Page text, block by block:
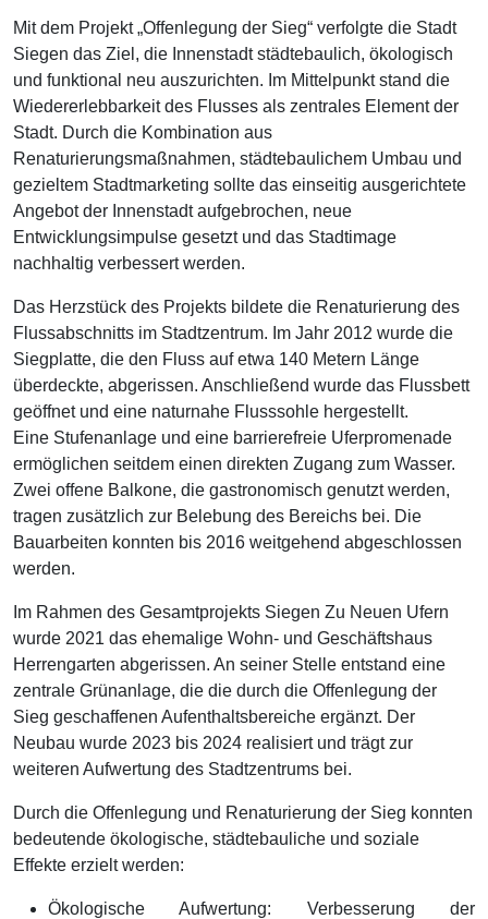
Mit dem Projekt „Offenlegung der Sieg“ verfolgte die Stadt
Siegen das Ziel, die Innenstadt städtebaulich, ökologisch
und funktional neu auszurichten. Im Mittelpunkt stand die
Wiedererlebbarkeit des Flusses als zentrales Element der
Stadt. Durch die Kombination aus
Renaturierungsmaßnahmen, städtebaulichem Umbau und
gezieltem Stadtmarketing sollte das einseitig ausgerichtete
Angebot der Innenstadt aufgebrochen, neue
Entwicklungsimpulse gesetzt und das Stadtimage
nachhaltig verbessert werden.
Das Herzstück des Projekts bildete die Renaturierung des
Flussabschnitts im Stadtzentrum. Im Jahr 2012 wurde die
Siegplatte, die den Fluss auf etwa 140 Metern Länge
überdeckte, abgerissen. Anschließend wurde das Flussbett
geöffnet und eine naturnahe Flusssohle hergestellt.
Eine Stufenanlage und eine barrierefreie Uferpromenade
ermöglichen seitdem einen direkten Zugang zum Wasser.
Zwei offene Balkone, die gastronomisch genutzt werden,
tragen zusätzlich zur Belebung des Bereichs bei. Die
Bauarbeiten konnten bis 2016 weitgehend abgeschlossen
werden.
Im Rahmen des Gesamtprojekts Siegen Zu Neuen Ufern
wurde 2021 das ehemalige Wohn- und Geschäftshaus
Herrengarten abgerissen. An seiner Stelle entstand eine
zentrale Grünanlage, die die durch die Offenlegung der
Sieg geschaffenen Aufenthaltsbereiche ergänzt. Der
Neubau wurde 2023 bis 2024 realisiert und trägt zur
weiteren Aufwertung des Stadtzentrums bei.
Durch die Offenlegung und Renaturierung der Sieg konnten
bedeutende ökologische, städtebauliche und soziale
Effekte erzielt werden:
Ökologische Aufwertung: Verbesserung der